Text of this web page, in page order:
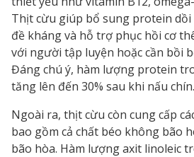
Thịt cừu giúp bổ sung protein
đề kháng và hỗ trợ phục hồi cơ
với người tập luyện hoặc cần bồi
Đáng chú ý, hàm lượng protein
tăng lên đến 30% sau khi nấu chín.
Ngoài ra, thịt cừu còn cung cấp
bao gồm cả chất béo không bão
bão hòa. Hàm lượng axit linoleic